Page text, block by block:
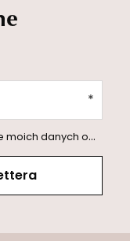
z informacją handlową (marketing). Więcej w